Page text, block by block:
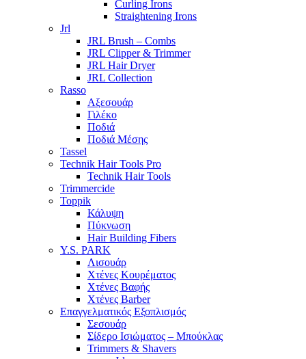
Curling Irons
Straightening Irons
Jrl
JRL Brush – Combs
JRL Clipper & Trimmer
JRL Hair Dryer
JRL Collection
Rasso
Αξεσουάρ
Γιλέκο
Ποδιά
Ποδιά Μέσης
Tassel
Technik Hair Tools Pro
Technik Hair Tools
Trimmercide
Toppik
Κάλυψη
Πύκνωση
Hair Building Fibers
Y.S. PARK
Λισουάρ
Χτένες Κουρέματος
Χτένες Βαφής
Χτένες Barber
Επαγγελματικός Εξοπλισμός
Σεσουάρ
Σίδερο Ισιώματος – Μπούκλας
Trimmers & Shavers